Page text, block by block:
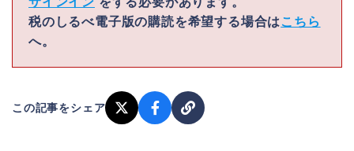
税のしるべ電子版の購読を希望する場合は こちら
へ。
この記事をシェア